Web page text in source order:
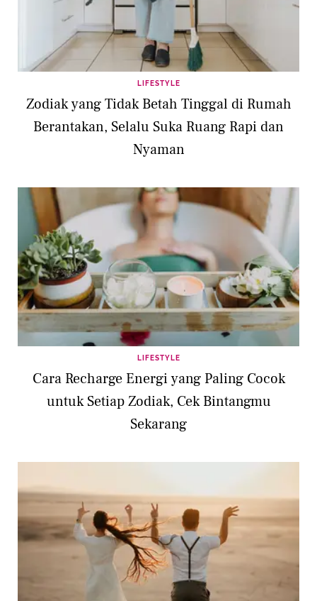
LIFESTYLE
Zodiak yang Tidak Betah Tinggal di Rumah
Berantakan, Selalu Suka Ruang Rapi dan
Nyaman
LIFESTYLE
Cara Recharge Energi yang Paling Cocok
untuk Setiap Zodiak, Cek Bintangmu
Sekarang